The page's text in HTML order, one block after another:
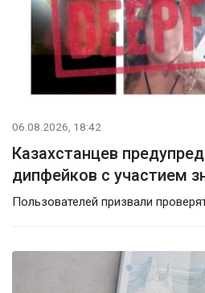
06.08.2026, 18:42
Казахстанцев
дипфейков с участием
Пользователей призвали